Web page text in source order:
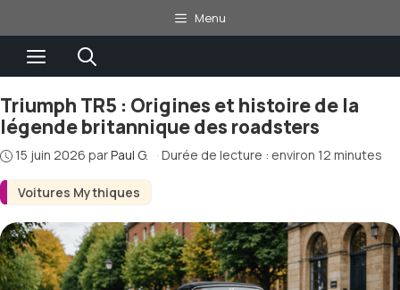
au
contenu
Menu
Menu
Voitures Mythiques
Triumph TR5 : Origines et histoire de la
légende britannique des roadsters
15 juin 2026 parPaul G. · Durée de lecture : environ 12 minutes